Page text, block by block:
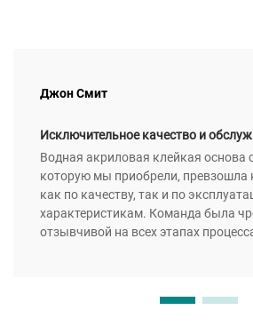
Джон Смит
Исключительное качество и
Водная акриловая клейкая основа
которую мы приобрели,
как по качеству, так и по
характеристикам. Команда была
отзывчивой на всех этапах